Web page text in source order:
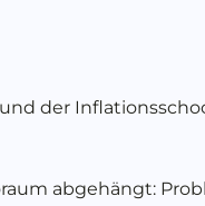
der
abgehängt: